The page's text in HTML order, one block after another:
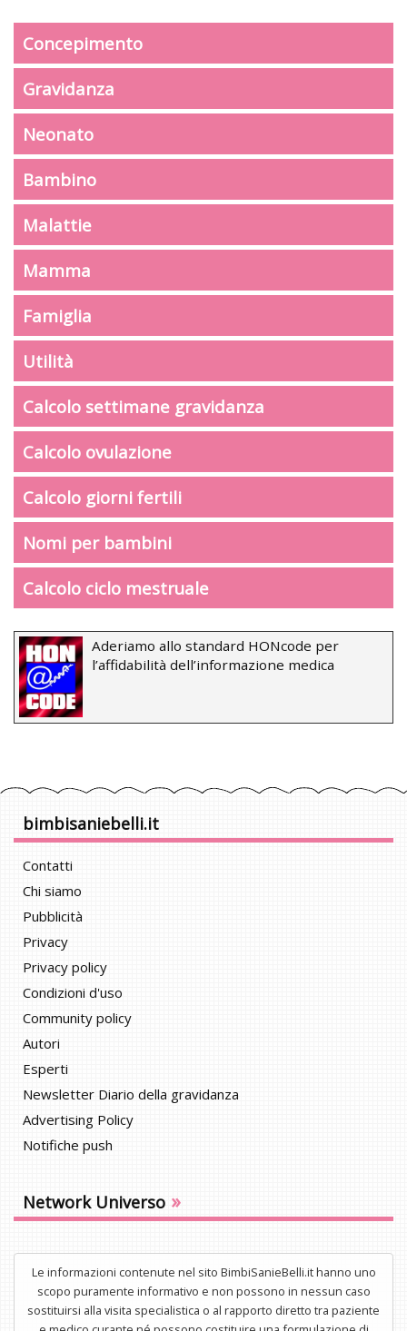
Concepimento
Gravidanza
Neonato
Bambino
Malattie
Mamma
Famiglia
Utilità
Calcolo settimane gravidanza
Calcolo ovulazione
Calcolo giorni fertili
Nomi per bambini
Calcolo ciclo mestruale
Aderiamo allo standard HONcode per
l’affidabilità dell’informazione medica
bimbisaniebelli.it
Contatti
Chi siamo
Pubblicità
Privacy
Privacy policy
Condizioni d'uso
Community policy
Autori
Esperti
Newsletter Diario della gravidanza
Advertising Policy
Notifiche push
Network Universo »
Le informazioni contenute nel sito BimbiSanieBelli.it hanno uno
scopo puramente informativo e non possono in nessun caso
sostituirsi alla visita specialistica o al rapporto diretto tra paziente